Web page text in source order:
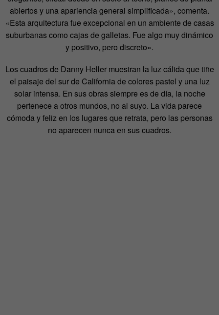
abiertos y una apariencia general simplificada», comenta.
«Esta arquitectura fue excepcional en un ambiente de casas
suburbanas como cajas de galletas. Fue algo muy dinámico
y positivo, pero discreto».
Los cuadros de Danny Heller muestran la luz cálida que tiñe
el paisaje del sur de California de colores pastel y una luz
solar intensa. En sus obras siempre es de día, la noche
pertenece a otros mundos, no al suyo. La vida parece
cómoda y feliz en los lugares que retrata, pero las personas
no aparecen nunca en sus cuadros.